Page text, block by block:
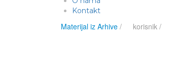
Kontakt
Materijal iz Arhive / korisnik /